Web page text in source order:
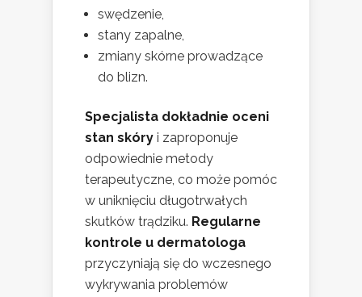
swędzenie,
stany zapalne,
zmiany skórne prowadzące
do blizn.
Specjalista dokładnie oceni
stan skóry i zaproponuje
odpowiednie metody
terapeutyczne, co może pomóc
w uniknięciu długotrwałych
skutków trądziku. Regularne
kontrole u dermatologa
przyczyniają się do wczesnego
wykrywania problemów